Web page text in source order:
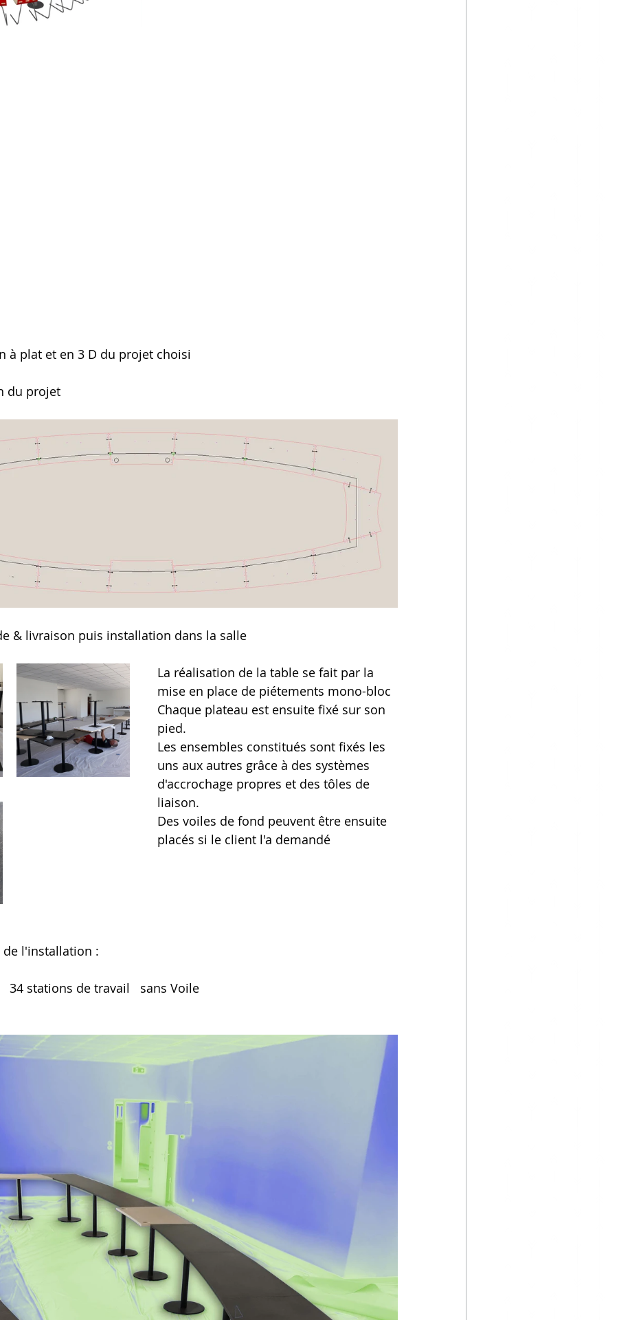
à plat et en 3 D du projet choisi
du projet
& livraison puis installation dans la salle
La réalisation de la table se fait par la
mise en place de piétements mono-bloc
Chaque plateau est ensuite fixé sur son
pied.
Les ensembles constitués sont fixés les
uns aux autres grâce à des systèmes
d'accrochage propres et des tôles de
liaison.
Des voiles de fond peuvent être ensuite
placés si le client l'a demandé
de l'installation :
34 stations de travail   sans Voile